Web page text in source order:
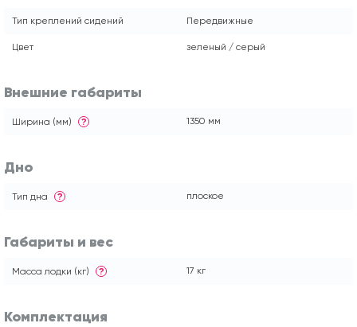
Тип креплений сидений Передвижные
Цвет зеленый / серый
Внешние габариты
Ширина (мм) ? 1350 мм
Дно
Тип дна ? плоское
Габариты и вес
Масса лодки (кг) ? 17 кг
Комплектация